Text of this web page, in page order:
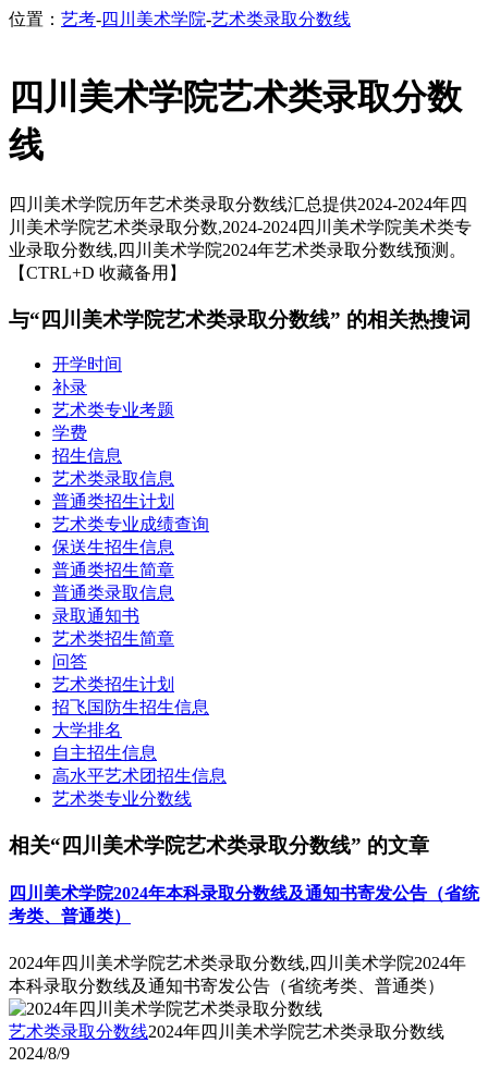
位置： 艺考-四川美术学院-艺术类录取分数线
四川美术学院艺术类录取分数
线
四川美术学院历年艺术类录取分数线汇总提供2024-2024年四
川美术学院艺术类录取分数,2024-2024四川美术学院美术类专
业录取分数线,四川美术学院2024年艺术类录取分数线预测。
【CTRL+D 收藏备用】
与“四川美术学院艺术类录取分数线” 的相关热搜词
开学时间
补录
艺术类专业考题
学费
招生信息
艺术类录取信息
普通类招生计划
艺术类专业成绩查询
保送生招生信息
普通类招生简章
普通类录取信息
录取通知书
艺术类招生简章
问答
艺术类招生计划
招飞国防生招生信息
大学排名
自主招生信息
高水平艺术团招生信息
艺术类专业分数线
相关“四川美术学院艺术类录取分数线” 的文章
四川美术学院2024年本科录取分数线及通知书寄发公告（省统
考类、普通类）
2024年四川美术学院艺术类录取分数线,四川美术学院2024年
本科录取分数线及通知书寄发公告（省统考类、普通类）
艺术类录取分数线2024年四川美术学院艺术类录取分数线
2024/8/9